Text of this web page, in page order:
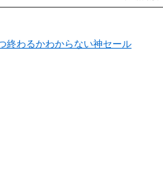
終わるかわからない神セール